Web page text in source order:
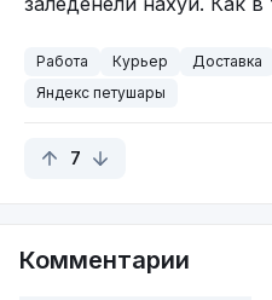
Работа Курьер Доставка
Яндекс петушары
7
Комментарии